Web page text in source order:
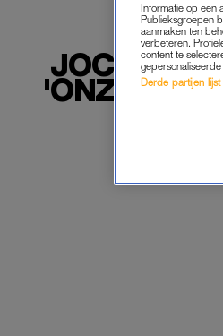
JOCHEM
'ONZE
Informatie op een
Publieksgroepen
aanmaken ten
verbeteren.
content te
Derde partijen lijst